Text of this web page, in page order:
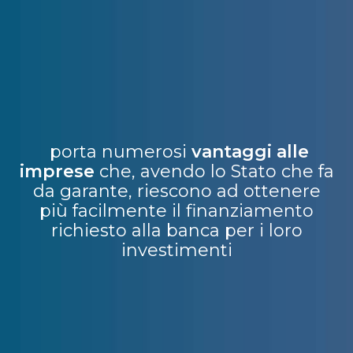
porta numerosi vantaggi alle
imprese che, avendo lo Stato che fa
da garante, riescono ad ottenere
più facilmente il finanziamento
richiesto alla banca per i loro
investimenti